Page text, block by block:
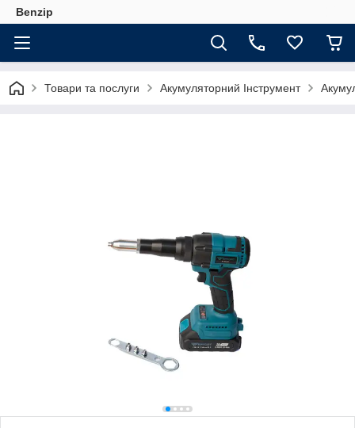
Benzip
Товари та послуги Акумуляторний Інструмент